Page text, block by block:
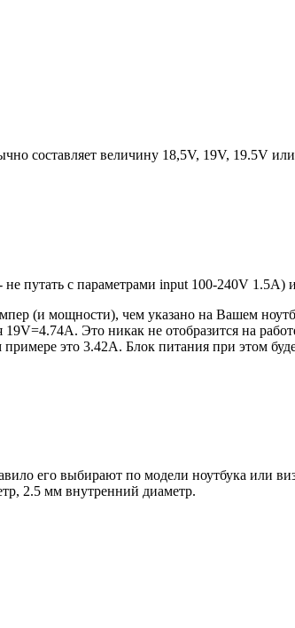
составляет величину 18,5V, 19V, 19.5V
путать с параметрами input 100-240V
(и мощности), чем указано на Вашем
Это никак не отобразится на
это 3.42А. Блок питания при этом
его выбирают по модели ноутбука или
2.5 мм внутренний диаметр.